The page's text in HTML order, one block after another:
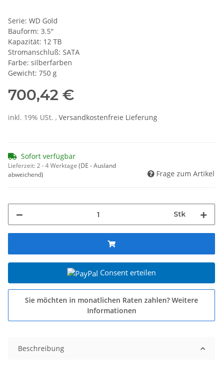
Serie: WD Gold
Bauform: 3.5"
Kapazität: 12 TB
Stromanschluß: SATA
Farbe: silberfarben
Gewicht: 750 g
700,42 €
inkl. 19% USt. , Versandkostenfreie Lieferung
Sofort verfügbar
Lieferzeit:2 - 4 Werktage (DE - Ausland
abweichend)
Frage zum Artikel
Stk
Consent erteilen
Sie möchten in monatlichen Raten zahlen? Weitere
Informationen
Beschreibung